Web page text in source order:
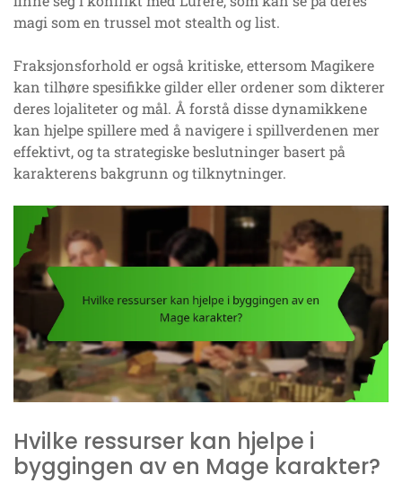
magi som en trussel mot stealth og list.
Fraksjonsforhold er også kritiske, ettersom Magikere
kan tilhøre spesifikke gilder eller ordener som dikterer
deres lojaliteter og mål. Å forstå disse dynamikkene
kan hjelpe spillere med å navigere i spillverdenen mer
effektivt, og ta strategiske beslutninger basert på
karakterens bakgrunn og tilknytninger.
Hvilke ressurser kan hjelpe i
byggingen av en Mage karakter?